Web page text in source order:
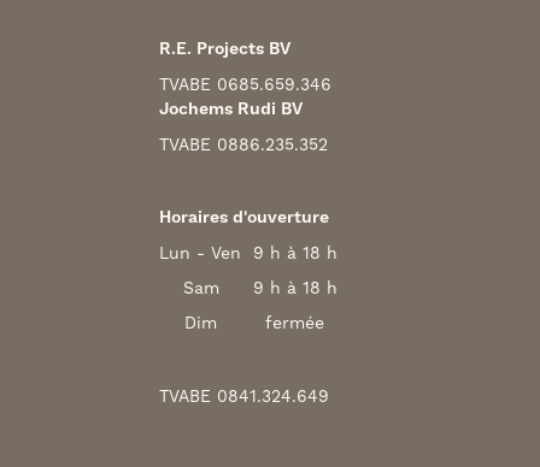
R.E. Projects BV
TVABE 0685.659.346
Jochems Rudi BV
TVABE 0886.235.352
Horaires d'ouverture
Lun - Ven
9 h à 18 h
Sam
9 h à 18 h
Dim
fermée
TVABE 0841.324.649